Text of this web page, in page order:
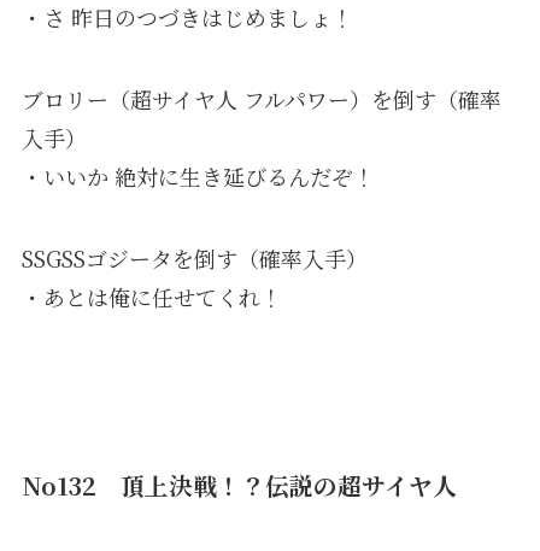
・さ 昨日のつづきはじめましょ！
ブロリー（超サイヤ人 フルパワー）を倒す（確率
入手）
・いいか 絶対に生き延びるんだぞ！
SSGSSゴジータを倒す（確率入手）
・あとは俺に任せてくれ！
No132 頂上決戦！？伝説の超サイヤ人